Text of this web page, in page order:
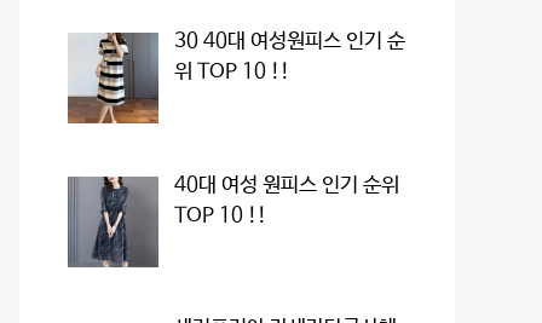
30 40대 여성원피스 인기 순
위 TOP 10 !!
40대 여성 원피스 인기 순위
TOP 10 !!